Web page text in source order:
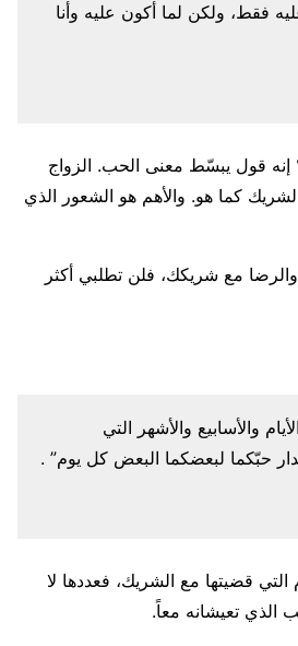
فقط، ولكن لما أكون عليه وأنا
قول يبسّط معنى الحب. الزواج
كما هو. والأهم هو الشعور الذي
مع شريكك، فلن تطلبي أكثر
والأسابيع والأشهر التي
حبّكما لبعضكما البعض كل يوم” .
التي قضيتها مع الشريك، فعددها لا
الذي تعيشانه معاً.